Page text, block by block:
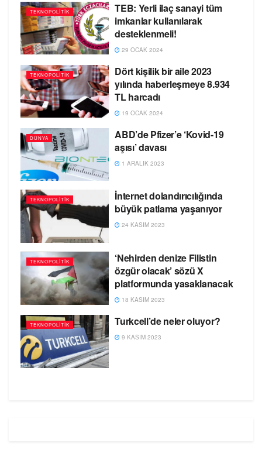
TEKNOPOLITIK
TEB: Yerli ilaç sanayi tüm
imkanlar kullanılarak
desteklenmeli!
29 OCAK 2024
TEKNOPOLITIK
Dört kişilik bir aile 2023
yılında haberleşmeye 8.934
TL harcadı
19 OCAK 2024
DÜNYA
ABD’de Pfizer’e ‘Kovid-19
aşısı’ davası
1 ARALIK 2023
TEKNOPOLITIK
İnternet dolandırıcılığında
büyük patlama yaşanıyor
24 KASIM 2023
TEKNOPOLITIK
‘Nehirden denize Filistin
özgür olacak’ sözü X
platformunda yasaklanacak
18 KASIM 2023
TEKNOPOLITIK Turkcell’de neler oluyor?
9 KASIM 2023